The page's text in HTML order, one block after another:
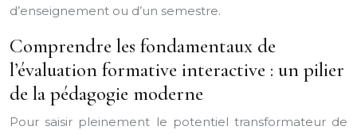
d’enseignement ou d’un semestre.
Comprendre les fondamentaux de
l’évaluation formative interactive : un pilier
de la pédagogie moderne
Pour saisir pleinement le potentiel transformateur de